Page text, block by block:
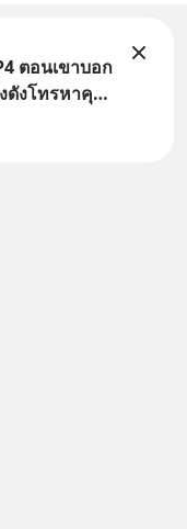
ตอนเขาบอก
ดังโทรหาคุณ
สินค้าแล้ว